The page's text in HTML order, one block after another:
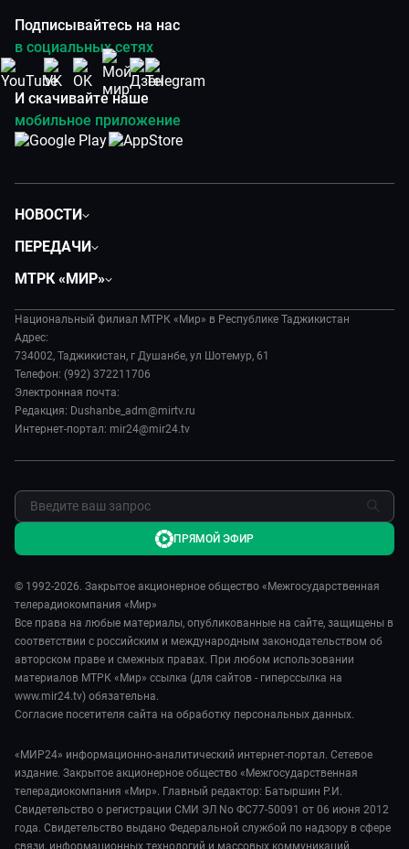
Подписывайтесь на нас
в социальных сетях
И скачивайте наше
мобильное приложение
НОВОСТИ
Экономика
Происшествия
Культура
Спорт
ПЕРЕДАЧИ
Евразия. Культурно
Евразия. Регионы
Наши иностранцы
Пять причин поехать в...
Сделано в Содружестве
МТРК «МИР»
История
Руководство
Лица мира
Новости
Пресса о нас
Обратная связь
Национальный филиал МТРК «Мир» в Республике Таджикистан
Адрес:
734002, Таджикистан, г Душанбе, ул Шотемур, 61
Телефон: (992) 372211706
Электронная почта:
Редакция: Dushanbe_adm@mirtv.ru
Интернет-портал: mir24@mir24.tv
© 1992-2026. Закрытое акционерное общество «Межгосударственная
телерадиокомпания «Мир»
Все права на любые материалы, опубликованные на сайте, защищены в
соответствии с российским и международным законодательством об
авторском праве и смежных правах. При любом использовании
материалов МТРК «Мир» ссылка (для сайтов - гиперссылка на
www.mir24.tv) обязательна.
Согласие посетителя сайта на обработку персональных данных.
«МИР24» информационно-аналитический интернет-портал. Сетевое
издание. Закрытое акционерное общество «Межгосударственная
телерадиокомпания «Мир». Главный редактор: Батыршин Р.И.
Свидетельство о регистрации СМИ ЭЛ No ФС77-50091 от 06 июня 2012
года. Свидетельство выдано Федеральной службой по надзору в сфере
связи, информационных технологий и массовых коммуникаций.
ПРЯМОЙ ЭФИР